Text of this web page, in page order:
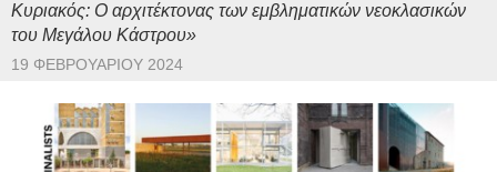
Κυριακός: Ο αρχιτέκτονας των εμβληματικών νεοκλασικών
του Μεγάλου Κάστρου»
19 ΦΕΒΡΟΥΑΡΊΟΥ 2024